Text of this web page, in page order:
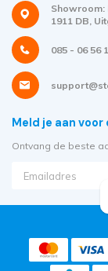
Showroom:
1911 DB,
085 - 06 56
Meld je aan
Ontvang de beste